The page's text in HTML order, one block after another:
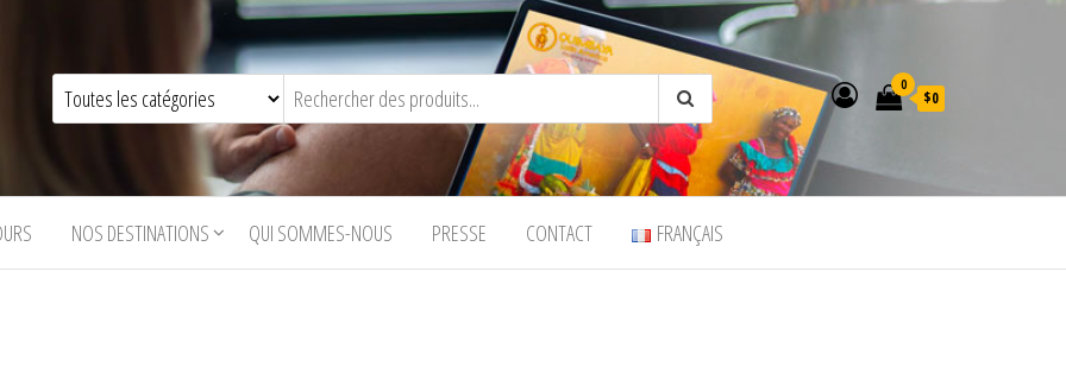
0
$0
NOS DESTINATIONS QUI SOMMES-NOUS PRESSE CONTACT FRANÇAIS